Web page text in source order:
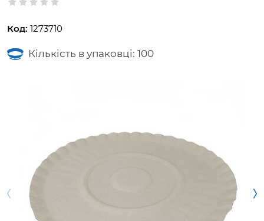
Код: 1273710
Кількість в упаковці: 100